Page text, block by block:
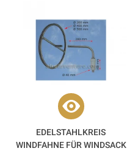
EDELSTAHLKREIS
WINDFAHNE FÜR WINDSACK